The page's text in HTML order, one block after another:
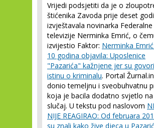
Vrijedi podsjetiti da je o
štićenika Zavoda prije deset
izvještavala novinarka Federalne
televizije Nerminka Emrić, o
izvijestio Faktor: Nerminka
10 godina objavila: Uposlenice
"Pazarića" kažnjene jer su
istinu o kriminalu. Portal
donio temeljnu i sveobuhvatnu
koja je bacila dodatno svjetlo na
slučaj. U tekstu pod naslovom
NIJE REAGIRAO: Od februara
su znali kako žive djeca u